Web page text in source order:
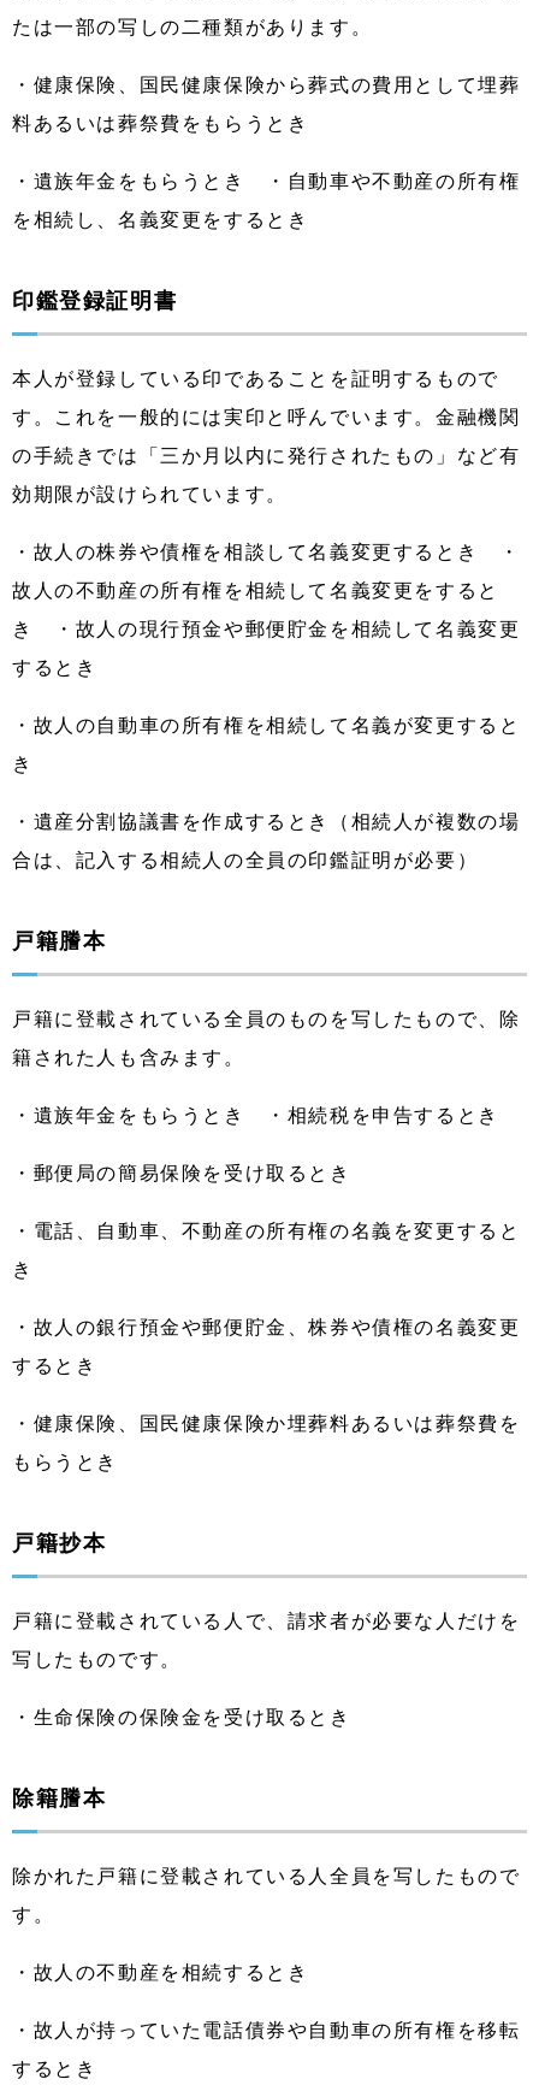
たは一部の写しの二種類があります。
・健康保険、国民健康保険から葬式の費用として埋葬
料あるいは葬祭費をもらうとき
・遺族年金をもらうとき ・自動車や不動産の所有権
を相続し、名義変更をするとき
印鑑登録証明書
本人が登録している印であることを証明するもので
す。これを一般的には実印と呼んでいます。金融機関
の手続きでは「三か月以内に発行されたもの」など有
効期限が設けられています。
・故人の株券や債権を相談して名義変更するとき ・
故人の不動産の所有権を相続して名義変更をすると
き ・故人の現行預金や郵便貯金を相続して名義変更
するとき
・故人の自動車の所有権を相続して名義が変更すると
き
・遺産分割協議書を作成するとき（相続人が複数の場
合は、記入する相続人の全員の印鑑証明が必要）
戸籍謄本
戸籍に登載されている全員のものを写したもので、除
籍された人も含みます。
・遺族年金をもらうとき ・相続税を申告するとき
・郵便局の簡易保険を受け取るとき
・電話、自動車、不動産の所有権の名義を変更すると
き
・故人の銀行預金や郵便貯金、株券や債権の名義変更
するとき
・健康保険、国民健康保険か埋葬料あるいは葬祭費を
もらうとき
戸籍抄本
戸籍に登載されている人で、請求者が必要な人だけを
写したものです。
・生命保険の保険金を受け取るとき
除籍謄本
除かれた戸籍に登載されている人全員を写したもので
す。
・故人の不動産を相続するとき
・故人が持っていた電話債券や自動車の所有権を移転
するとき